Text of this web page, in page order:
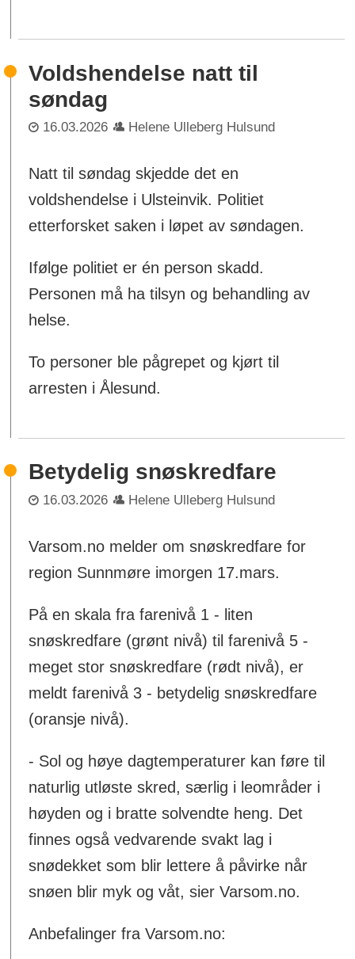
Voldshendelse natt til
søndag
16.03.2026 Helene Ulleberg Hulsund
Natt til søndag skjedde det en
voldshendelse i Ulsteinvik. Politiet
etterforsket saken i løpet av søndagen.
Ifølge politiet er én person skadd.
Personen må ha tilsyn og behandling av
helse.
To personer ble pågrepet og kjørt til
arresten i Ålesund.
Betydelig snøskredfare
16.03.2026 Helene Ulleberg Hulsund
Varsom.no melder om snøskredfare for
region Sunnmøre imorgen 17.mars.
På en skala fra farenivå 1 - liten
snøskredfare (grønt nivå) til farenivå 5 -
meget stor snøskredfare (rødt nivå), er
meldt farenivå 3 - betydelig snøskredfare
(oransje nivå).
- Sol og høye dagtemperaturer kan føre til
naturlig utløste skred, særlig i leområder i
høyden og i bratte solvendte heng. Det
finnes også vedvarende svakt lag i
snødekket som blir lettere å påvirke når
snøen blir myk og våt, sier Varsom.no.
Anbefalinger fra Varsom.no: